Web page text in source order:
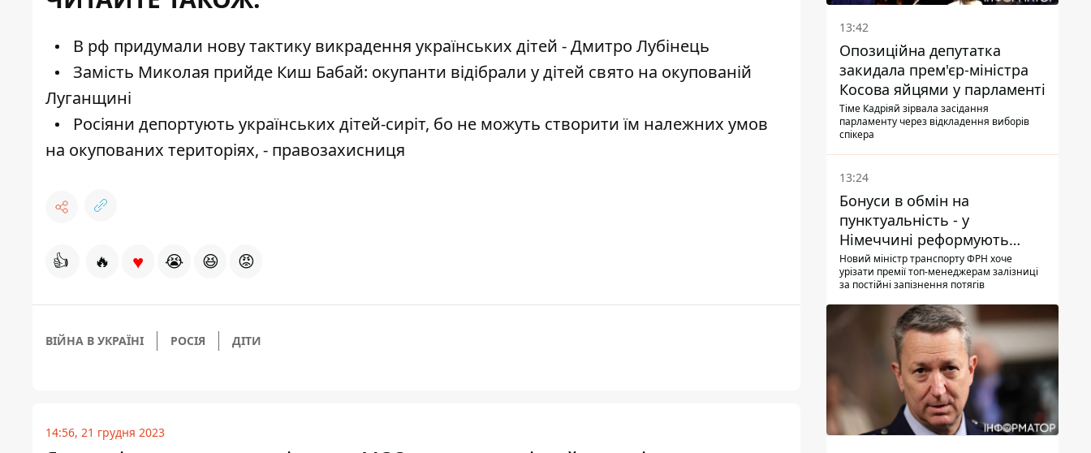
В рф придумали нову тактику викрадення українських дітей - Дмитро Лубінець
Замість Миколая прийде Киш Бабай: окупанти відібрали у дітей свято на окупованій
Луганщині
Росіяни депортують українських дітей-сиріт, бо не можуть створити їм належних умов
на окупованих територіях, - правозахисниця
👍 🔥 ♥ 😭 😆 😡
ВІЙНА В УКРАЇНІ РОСІЯ ДІТИ
14:56, 21 грудня 2023
13:42
Опозиційна депутатка
закидала прем'єр-міністра
Косова яйцями у парламенті
Тіме Кадріяй зірвала засідання
парламенту через відкладення виборів
спікера
13:24
Бонуси в обмін на
пунктуальність - у
Німеччині реформують
преміювання керівництва
Deutsche Bahn
Новий міністр транспорту ФРН хоче
урізати премії топ-менеджерам залізниці
за постійні запізнення потягів